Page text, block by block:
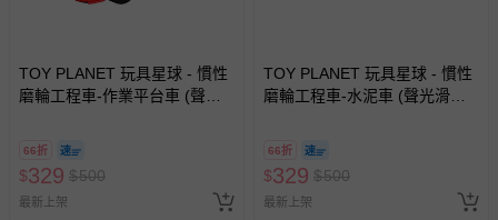
TOY PLANET 玩具星球 - 慣性
磨輪工程車-作業平台車 (聲光
66折
$329 $500
最新上架
TOY PLANET 玩具星球 - 慣性
磨輪工程車-水泥車 (聲光滑行
66折
$329 $500
最新上架